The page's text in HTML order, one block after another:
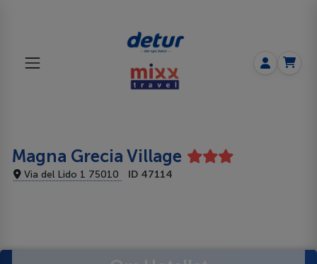
Magna Grecia Village
Via del Lido 1 75010 ID 47114